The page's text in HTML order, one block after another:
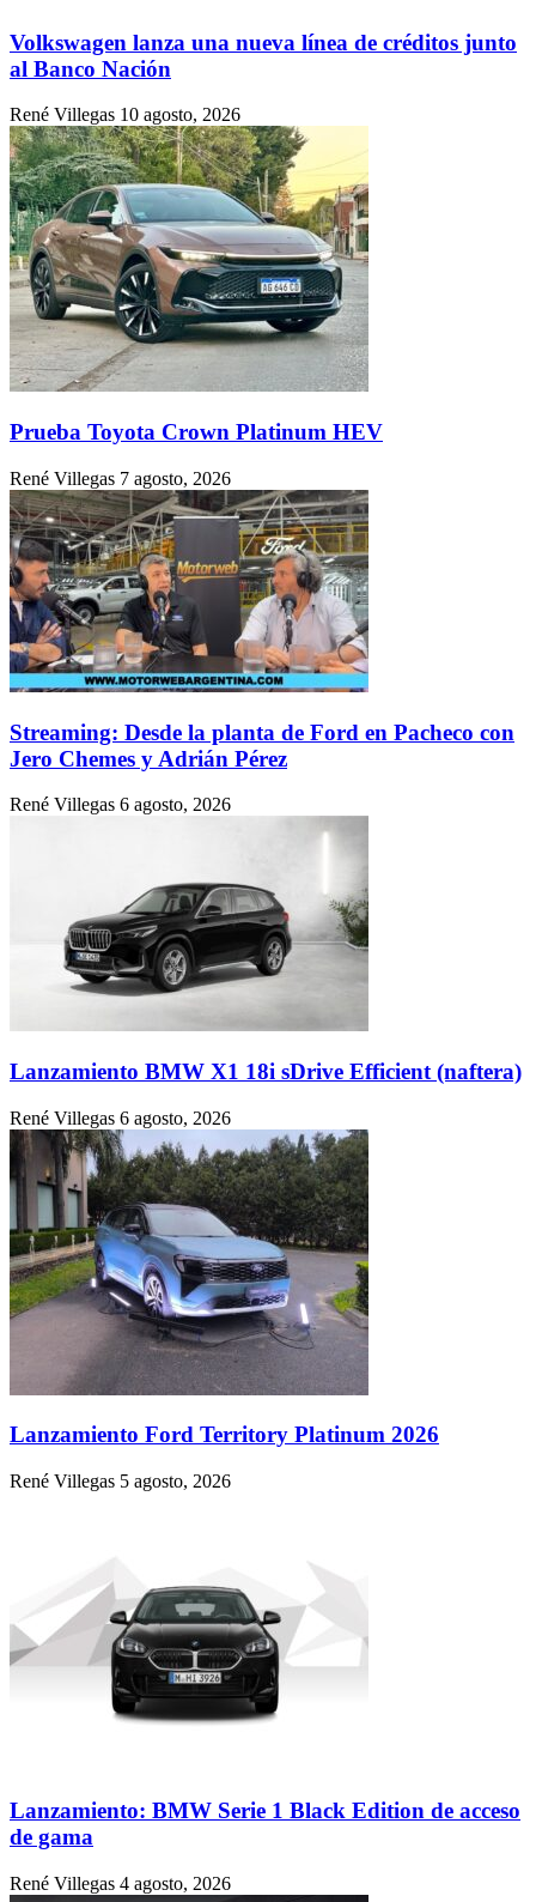
Volkswagen lanza una nueva línea de créditos junto
al Banco Nación
René Villegas 10 agosto, 2026
Prueba Toyota Crown Platinum HEV
René Villegas 7 agosto, 2026
Streaming: Desde la planta de Ford en Pacheco con
Jero Chemes y Adrián Pérez
René Villegas 6 agosto, 2026
Lanzamiento BMW X1 18i sDrive Efficient (naftera)
René Villegas 6 agosto, 2026
Lanzamiento Ford Territory Platinum 2026
René Villegas 5 agosto, 2026
Lanzamiento: BMW Serie 1 Black Edition de acceso
de gama
René Villegas 4 agosto, 2026